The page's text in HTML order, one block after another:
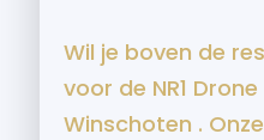
Wil je boven de
voor de NR1
Winschoten .